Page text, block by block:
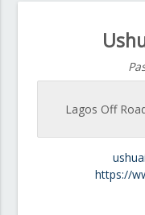
Lagos Off
https://